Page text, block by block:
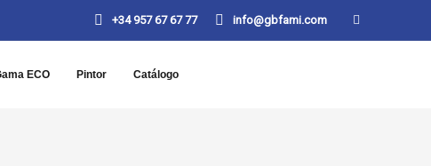
+34 957 67 67 77 info@gbfami.com
ECO Pintor Catálogo